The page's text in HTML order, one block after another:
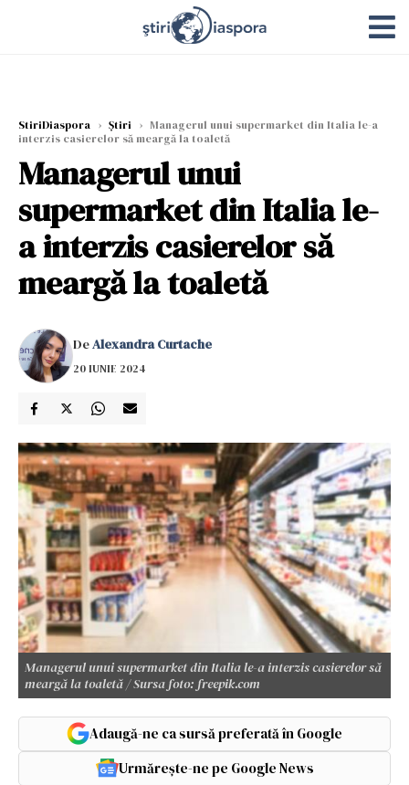
StiriDiaspora › Știri › Managerul unui supermarket din Italia le-a
interzis casierelor să meargă la toaletă
Managerul unui
supermarket din Italia le-
a interzis casierelor să
meargă la toaletă
DeAlexandra Curtache
20 IUNIE 2024
Managerul unui supermarket din Italia le-a interzis casierelor să
meargă la toaletă / Sursa foto: freepik.com
Adaugă-ne ca sursă preferată în Google
Urmărește-ne pe Google News